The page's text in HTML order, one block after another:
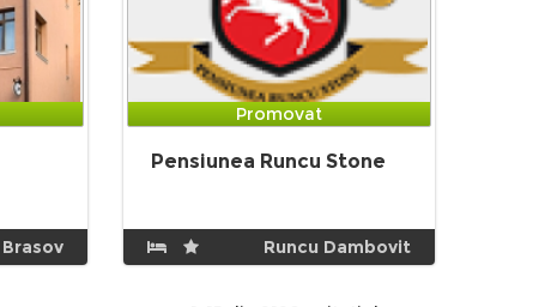
Brasov
Promovat
Pensiunea Runcu Stone
Runcu Dambovit